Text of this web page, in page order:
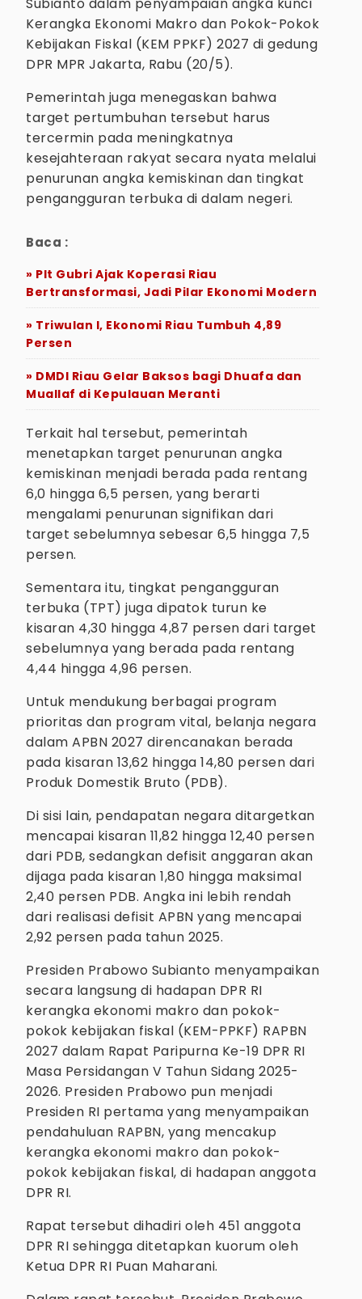
Kerangka Ekonomi Makro dan Pokok-Pokok
Kebijakan Fiskal (KEM PPKF) 2027 di gedung
DPR MPR Jakarta, Rabu (20/5).
Pemerintah juga menegaskan bahwa
target pertumbuhan tersebut harus
tercermin pada meningkatnya
kesejahteraan rakyat secara nyata melalui
penurunan angka kemiskinan dan tingkat
pengangguran terbuka di dalam negeri.
Baca :
» Plt Gubri Ajak Koperasi Riau
Bertransformasi, Jadi Pilar Ekonomi Modern
» Triwulan I, Ekonomi Riau Tumbuh 4,89
Persen
» DMDI Riau Gelar Baksos bagi Dhuafa dan
Muallaf di Kepulauan Meranti
Terkait hal tersebut, pemerintah
menetapkan target penurunan angka
kemiskinan menjadi berada pada rentang
6,0 hingga 6,5 persen, yang berarti
mengalami penurunan signifikan dari
target sebelumnya sebesar 6,5 hingga 7,5
persen.
Sementara itu, tingkat pengangguran
terbuka (TPT) juga dipatok turun ke
kisaran 4,30 hingga 4,87 persen dari target
sebelumnya yang berada pada rentang
4,44 hingga 4,96 persen.
Untuk mendukung berbagai program
prioritas dan program vital, belanja negara
dalam APBN 2027 direncanakan berada
pada kisaran 13,62 hingga 14,80 persen dari
Produk Domestik Bruto (PDB).
Di sisi lain, pendapatan negara ditargetkan
mencapai kisaran 11,82 hingga 12,40 persen
dari PDB, sedangkan defisit anggaran akan
dijaga pada kisaran 1,80 hingga maksimal
2,40 persen PDB. Angka ini lebih rendah
dari realisasi defisit APBN yang mencapai
2,92 persen pada tahun 2025.
Presiden Prabowo Subianto menyampaikan
secara langsung di hadapan DPR RI
kerangka ekonomi makro dan pokok-
pokok kebijakan fiskal (KEM-PPKF) RAPBN
2027 dalam Rapat Paripurna Ke-19 DPR RI
Masa Persidangan V Tahun Sidang 2025-
2026. Presiden Prabowo pun menjadi
Presiden RI pertama yang menyampaikan
pendahuluan RAPBN, yang mencakup
kerangka ekonomi makro dan pokok-
pokok kebijakan fiskal, di hadapan anggota
DPR RI.
Rapat tersebut dihadiri oleh 451 anggota
DPR RI sehingga ditetapkan kuorum oleh
Ketua DPR RI Puan Maharani.